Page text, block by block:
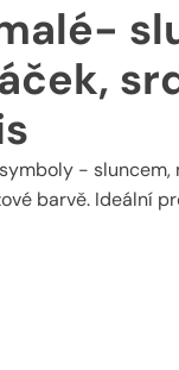
- sluncem,
barvě. Ideální